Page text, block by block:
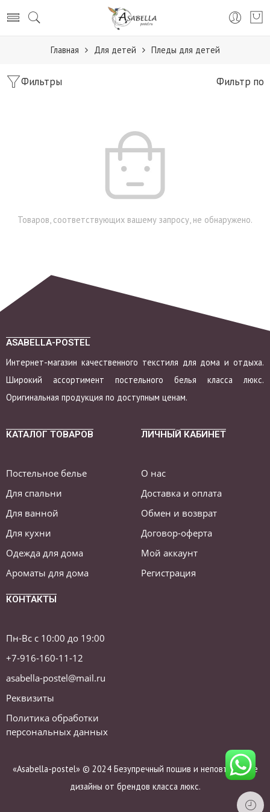
Главная Для детей Пледы для детей
Фильтры Фильтр по
Товаров, соответствующих вашему запросу, не обнаружено.
ASABELLA-POSTEL
Интернет-магазин качественного текстиля для дома и отдыха.
Широкий ассортимент постельного белья класса люкс.
Оригинальная продукция по доступным ценам.
КАТАЛОГ ТОВАРОВ
Постельное белье
Для спальни
Для ванной
Для кухни
Одежда для дома
Ароматы для дома
ЛИЧНЫЙ КАБИНЕТ
О нас
Доставка и оплата
Обмен и возврат
Договор-оферта
Мой аккаунт
Регистрация
КОНТАКТЫ
Пн-Вс с 10:00 до 19:00
+7-916-160-11-12
asabella-postel@mail.ru
Реквизиты
Политика обработки
персональных данных
«Asabella-postel» © 2024 Безупречный пошив и неповторимые
дизайны от брендов класса люкс.